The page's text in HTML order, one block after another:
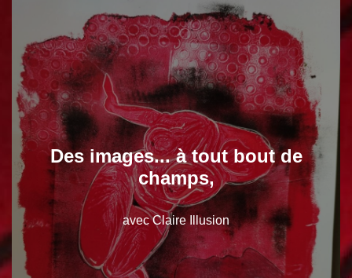
Des images... à tout bout de
champs,
avec Claire Illusion